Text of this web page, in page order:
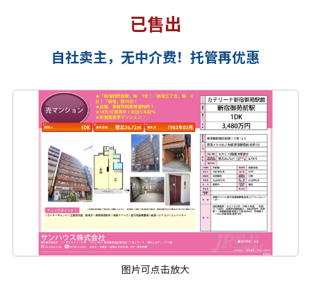
已售出
自社卖主，无中介费！托管再优惠
图片可点击放大